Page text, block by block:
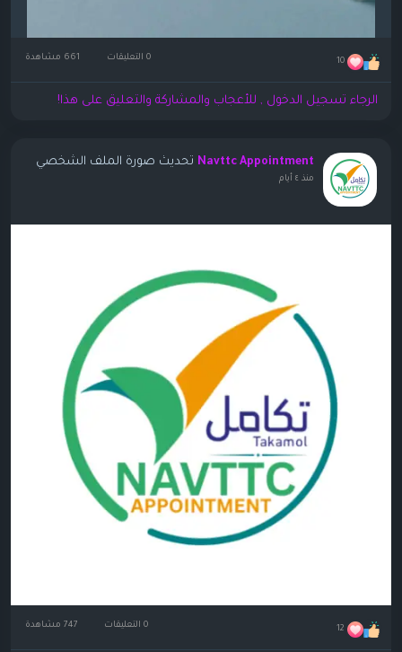
10 0 التعليقات
الرجاء تسجيل الدخول , للأعجاب والمشاركة والتعليق على هذا!
Navttc Appointment تحديث صورة الملف الشخصي
منذ ٤ أيام
12 0 التعليقات